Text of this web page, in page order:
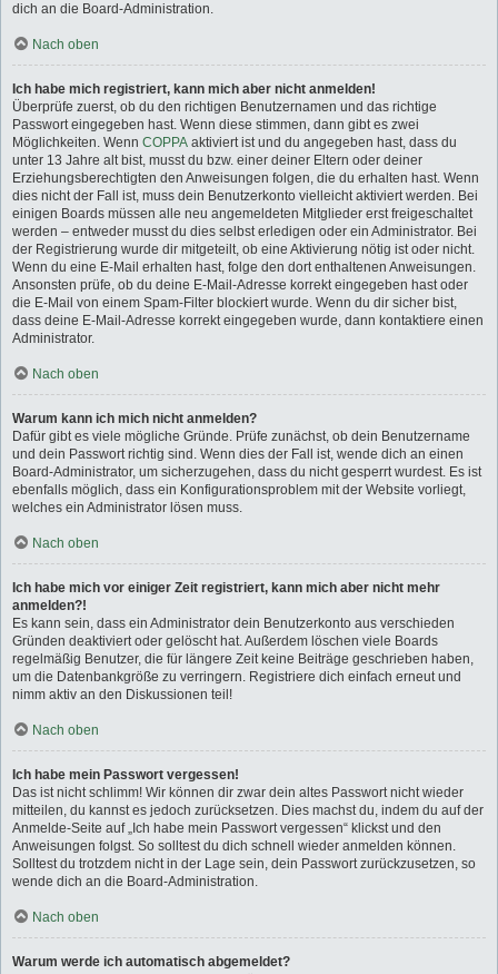
dich an die Board-Administration.
Nach oben
Ich habe mich registriert, kann mich aber nicht anmelden!
Überprüfe zuerst, ob du den richtigen Benutzernamen und das richtige
Passwort eingegeben hast. Wenn diese stimmen, dann gibt es zwei
Möglichkeiten. Wenn COPPA aktiviert ist und du angegeben hast, dass du
unter 13 Jahre alt bist, musst du bzw. einer deiner Eltern oder deiner
Erziehungsberechtigten den Anweisungen folgen, die du erhalten hast. Wenn
dies nicht der Fall ist, muss dein Benutzerkonto vielleicht aktiviert werden. Bei
einigen Boards müssen alle neu angemeldeten Mitglieder erst freigeschaltet
werden – entweder musst du dies selbst erledigen oder ein Administrator. Bei
der Registrierung wurde dir mitgeteilt, ob eine Aktivierung nötig ist oder nicht.
Wenn du eine E-Mail erhalten hast, folge den dort enthaltenen Anweisungen.
Ansonsten prüfe, ob du deine E-Mail-Adresse korrekt eingegeben hast oder
die E-Mail von einem Spam-Filter blockiert wurde. Wenn du dir sicher bist,
dass deine E-Mail-Adresse korrekt eingegeben wurde, dann kontaktiere einen
Administrator.
Nach oben
Warum kann ich mich nicht anmelden?
Dafür gibt es viele mögliche Gründe. Prüfe zunächst, ob dein Benutzername
und dein Passwort richtig sind. Wenn dies der Fall ist, wende dich an einen
Board-Administrator, um sicherzugehen, dass du nicht gesperrt wurdest. Es ist
ebenfalls möglich, dass ein Konfigurationsproblem mit der Website vorliegt,
welches ein Administrator lösen muss.
Nach oben
Ich habe mich vor einiger Zeit registriert, kann mich aber nicht mehr
anmelden?!
Es kann sein, dass ein Administrator dein Benutzerkonto aus verschieden
Gründen deaktiviert oder gelöscht hat. Außerdem löschen viele Boards
regelmäßig Benutzer, die für längere Zeit keine Beiträge geschrieben haben,
um die Datenbankgröße zu verringern. Registriere dich einfach erneut und
nimm aktiv an den Diskussionen teil!
Nach oben
Ich habe mein Passwort vergessen!
Das ist nicht schlimm! Wir können dir zwar dein altes Passwort nicht wieder
mitteilen, du kannst es jedoch zurücksetzen. Dies machst du, indem du auf der
Anmelde-Seite auf „Ich habe mein Passwort vergessen“ klickst und den
Anweisungen folgst. So solltest du dich schnell wieder anmelden können.
Solltest du trotzdem nicht in der Lage sein, dein Passwort zurückzusetzen, so
wende dich an die Board-Administration.
Nach oben
Warum werde ich automatisch abgemeldet?